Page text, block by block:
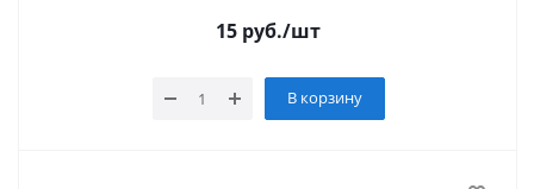
15 руб./шт
В корзину